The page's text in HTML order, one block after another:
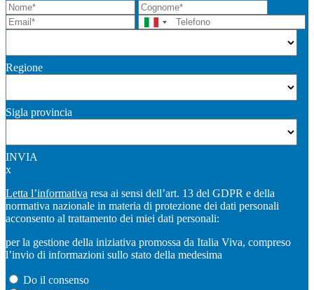
Regione
Sigla provincia
INVIA
x
Letta l’informativa resa ai sensi dell’art. 13 del GDPR e della
normativa nazionale in materia di protezione dei dati personali
acconsento al trattamento dei miei dati personali:
per la gestione della iniziativa promossa da Italia Viva, compreso
l’invio di informazioni sullo stato della medesima
Do il consenso